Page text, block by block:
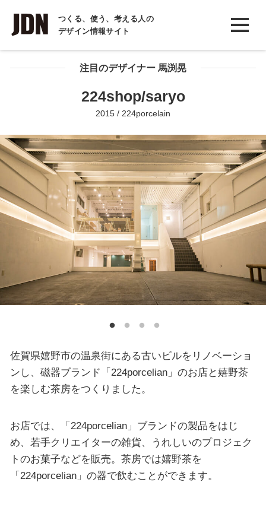
つくる、使う、考える人の
デザイン情報サイト
INTERVIEW
インタビュー
REPORT注目のデザイナー 馬渕晃
224shop/saryo
2015 / 224porcelain
佐賀県嬉野市の温泉街にある古いビルをリノベーショ
ンし、磁器ブランド「224porcelian」のお店と嬉野茶
を楽しむ茶房をつくりました。
お店では、「224porcelian」ブランドの製品をはじ
め、若手クリエイターの雑貨、うれしいのプロジェク
トのお菓子などを販売。茶房では嬉野茶を
「224porcelian」の器で飲むことができます。